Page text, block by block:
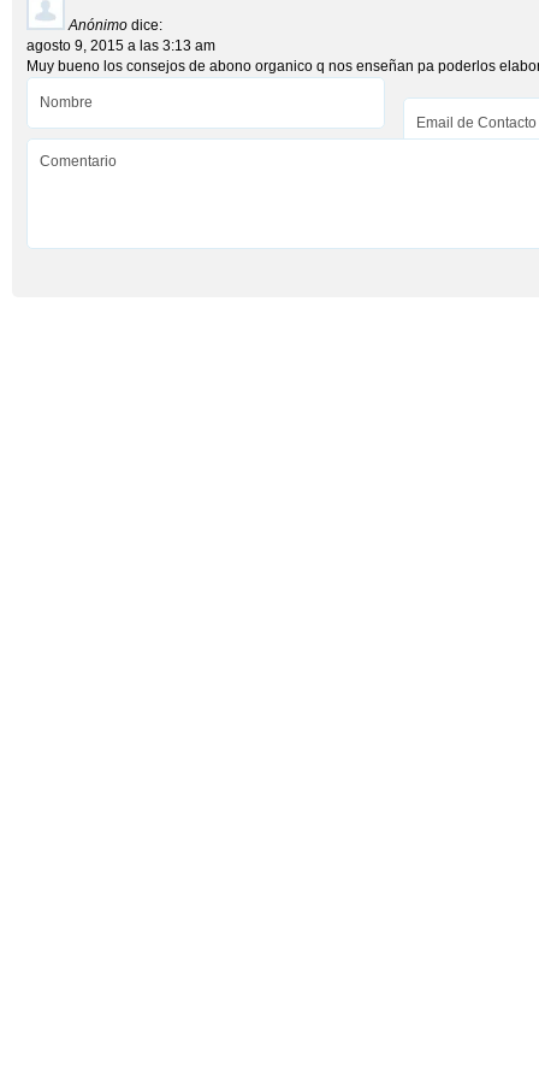
Anónimo dice:
agosto 9, 2015 a las 3:13 am
Muy bueno los consejos de abono organico q nos enseñan pa poderlos